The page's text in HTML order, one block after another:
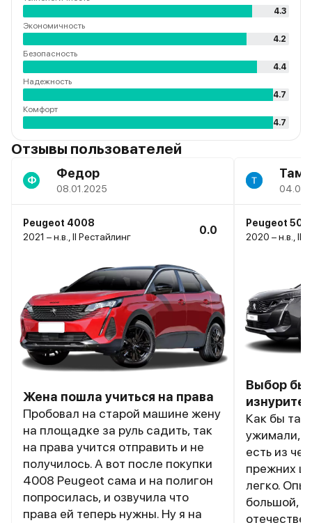
4.3
Экономичность
4.2
Безопасность
4.4
Надежность
4.7
Комфорт
4.7
Отзывы пользователей
Ф Федор
08.01.2025
Peugeot 4008
2021 – н.в., II Рестайлинг
0.0
Жена пошла учиться на права
Пробовал на старой машине жену
на площадке за руль садить, так
на права учится отправить и не
получилось. А вот после покупки
4008 Peugeot сама и на полигон
попросилась, и озвучила что
права ей теперь нужны. Ну я на
Peugeot
2020 – н.в., II
Выбор
Как бы
ужимали,
есть из
прежних
легко.
большой,